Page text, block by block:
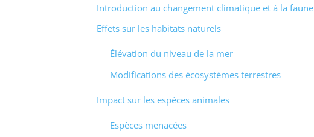
Introduction au changement climatique et à la faune
Effets sur les habitats naturels
Élévation du niveau de la mer
Modifications des écosystèmes terrestres
Impact sur les espèces animales
Espèces menacées